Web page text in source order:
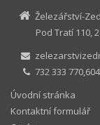
Železářství-
Pod Tratí 110,
732 333
Úvodní stránka
Kontaktní formulář